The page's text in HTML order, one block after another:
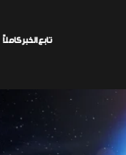
تابع الخبر كاملاً